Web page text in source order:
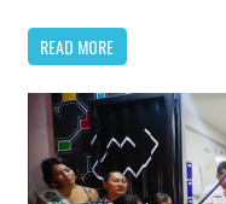
READ MORE